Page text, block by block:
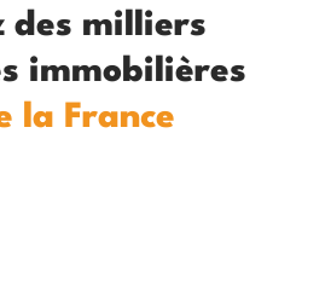
des milliers
immobilières
la France